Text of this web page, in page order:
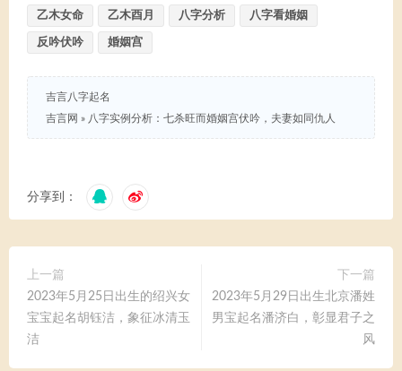
乙木女命 乙木酉月 八字分析 八字看婚姻
反吟伏吟 婚姻宫
吉言八字起名
吉言网 » 八字实例分析：七杀旺而婚姻宫伏吟，夫妻如同仇人
分享到：
上一篇
2023年5月25日出生的绍兴女
宝宝起名胡钰洁，象征冰清玉
洁
下一篇
2023年5月29日出生北京潘姓
男宝起名潘济白，彰显君子之
风